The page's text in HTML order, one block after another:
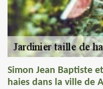
Simon Jean Baptiste
haies dans la ville de